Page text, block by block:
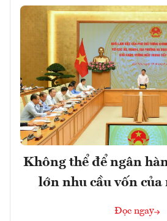
Không thể để ngân
lớn nhu cầu vốn
Đọc ngay